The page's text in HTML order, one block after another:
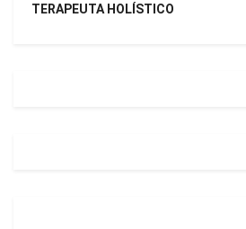
TERAPEUTA HOLÍSTICO